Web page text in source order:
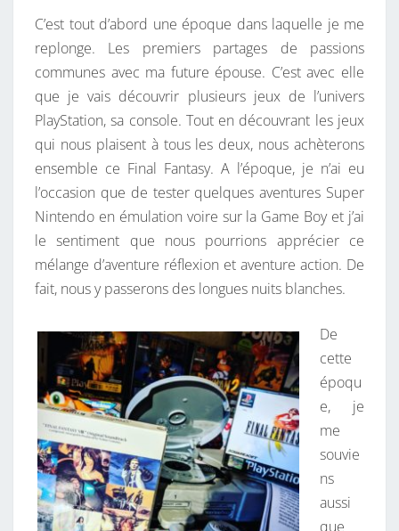
C’est tout d’abord une époque dans laquelle je me
replonge. Les premiers partages de passions
communes avec ma future épouse. C’est avec elle
que je vais découvrir plusieurs jeux de l’univers
PlayStation, sa console. Tout en découvrant les jeux
qui nous plaisent à tous les deux, nous achèterons
ensemble ce Final Fantasy. A l’époque, je n’ai eu
l’occasion que de tester quelques aventures Super
Nintendo en émulation voire sur la Game Boy et j’ai
le sentiment que nous pourrions apprécier ce
mélange d’aventure réflexion et aventure action. De
fait, nous y passerons des longues nuits blanches.
De
cette
époqu
e, je
me
souvie
ns
aussi
que